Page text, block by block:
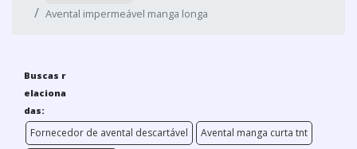
Avental impermeável manga longa
Buscas r
elaciona
das:
Fornecedor de avental descartável
Avental manga curta tnt